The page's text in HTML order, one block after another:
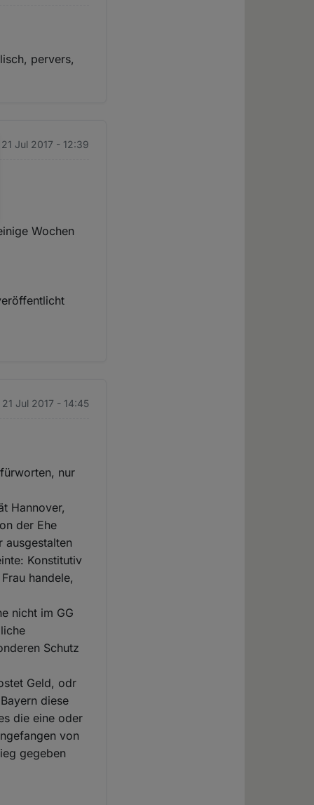
pervers,
21 Jul 2017 - 12:39
Wochen
21 Jul 2017 - 14:45
nur
Hannover,
der Ehe
ausgestalten
Konstitutiv
handele,
nicht im GG
Schutz
Geld, odr
diese
die eine oder
von
gegeben